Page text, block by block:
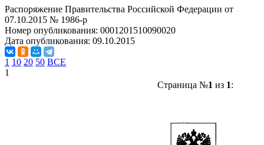
Распоряжение Правительства Российской Федерации от
07.10.2015 № 1986-р
Номер опубликования: 0001201510090020
Дата опубликования: 09.10.2015
1 10 20 50 ВСЕ
1
Страница №1 из 1: